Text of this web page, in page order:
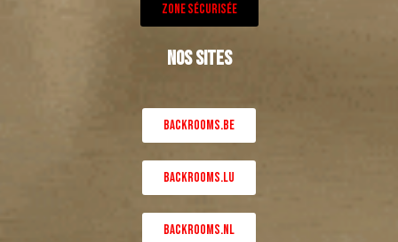
ZONE SÉCURISÉE
NOS SITES
BACKROOMS.BE
BACKROOMS.LU
BACKROOMS.NL